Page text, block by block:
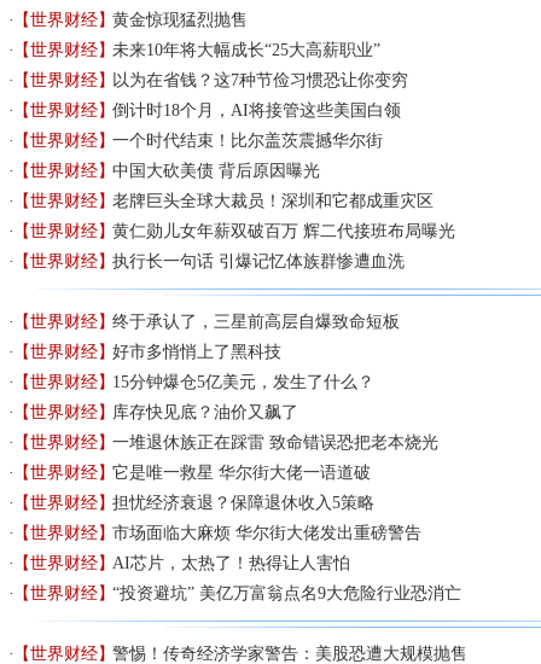
【世界财经】黄金惊现猛烈抛售
【世界财经】未来10年将大幅成长“25大高薪职业”
【世界财经】 以为在省钱？这7种节俭习惯恐让你变穷
【世界财经】倒计时18个月，AI将接管这些美国白领
【世界财经】一个时代结束！比尔盖茨震撼华尔街
【世界财经】中国大砍美债 背后原因曝光
【世界财经】老牌巨头全球大裁员！深圳和它都成重灾区
【世界财经】黄仁勋儿女年薪双破百万 辉二代接班布局曝光
【世界财经】执行长一句话 引爆记忆体族群惨遭血洗
【世界财经】终于承认了，三星前高层自爆致命短板
【世界财经】好市多悄悄上了黑科技
【世界财经】15分钟爆仓5亿美元，发生了什么？
【世界财经】库存快见底？油价又飙了
【世界财经】一堆退休族正在踩雷 致命错误恐把老本烧光
【世界财经】它是唯一救星 华尔街大佬一语道破
【世界财经】担忧经济衰退？保障退休收入5策略
【世界财经】市场面临大麻烦 华尔街大佬发出重磅警告
【世界财经】AI芯片，太热了！热得让人害怕
【世界财经】“投资避坑” 美亿万富翁点名9大危险行业恐消亡
【世界财经】警惕！传奇经济学家警告：美股恐遭大规模抛售